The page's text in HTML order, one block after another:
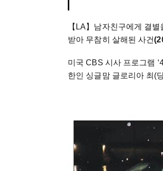
【LA】 남자친구에게 결별
받아 무참히 살해된 사건
미국 CBS 시사 프로그램
한인 싱글맘 글로리아 최(